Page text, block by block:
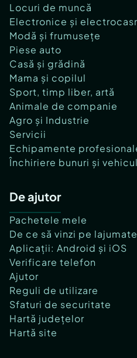
Locuri de muncă
Electronice și
Modă și frumusețe
Piese auto
Casă și grădină
Mama și copilul
Sport, timp liber, artă
Animale de companie
Agro și Industrie
Servicii
Echipamente
Închiriere bunuri și
De ajutor
Pachetele mele
De ce să vinzi pe
Aplicații: Android și iOS
Verificare telefon
Ajutor
Reguli de utilizare
Sfaturi de securitate
Hartă județelor
Hartă site